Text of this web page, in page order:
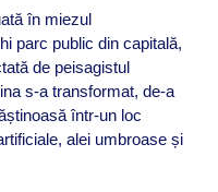
în miezul
parc public din capitală,
de peisagistul
s-a transformat, de-a
într-un loc
alei umbroase și